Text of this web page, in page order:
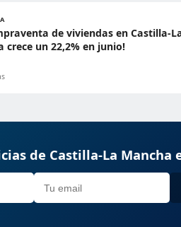
de viviendas en Castilla-
crece un 22,2% en junio!
de Castilla-La Mancha